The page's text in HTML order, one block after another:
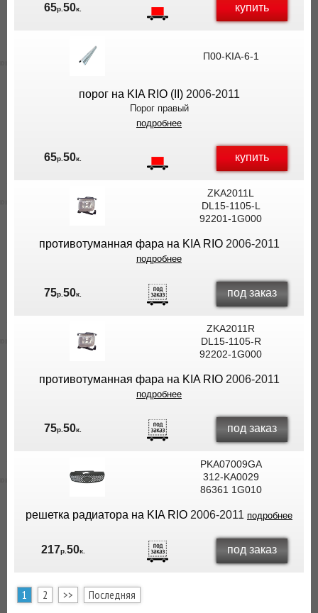
65р.50к. купить
П00-KIA-6-1
порог на KIA RIO (II)2006-2011
Порог правый
подробнее
65р.50к. купить
ZKA2011L
DL15-1105-L
92201-1G000
противотуманная фара на KIA RIO2006-2011
подробнее
75р.50к. под заказ
ZKA2011R
DL15-1105-R
92202-1G000
противотуманная фара на KIA RIO2006-2011
подробнее
75р.50к. под заказ
PKA07009GA
312-KA0029
86361 1G010
решетка радиатора на KIA RIO 2006-2011 подробнее
217р. 50к. под заказ
1 2 >> Последняя